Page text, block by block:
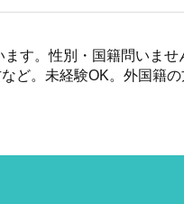
す。性別・国籍問いま
ど。未経験OK。外国籍